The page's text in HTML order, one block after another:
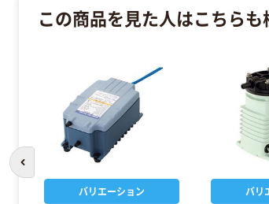
この商品を見た人はこちら
バリエーション バリ